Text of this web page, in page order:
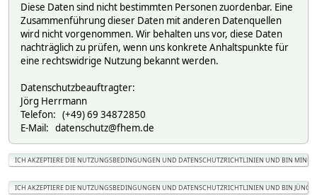
Diese Daten sind nicht bestimmten Personen zuordenbar. Eine
Zusammenführung dieser Daten mit anderen Datenquellen
wird nicht vorgenommen. Wir behalten uns vor, diese Daten
nachträglich zu prüfen, wenn uns konkrete Anhaltspunkte für
eine rechtswidrige Nutzung bekannt werden.
Datenschutzbeauftragter:
Jörg Herrmann
Telefon: (+49) 69 34872850
E-Mail: datenschutz@fhem.de